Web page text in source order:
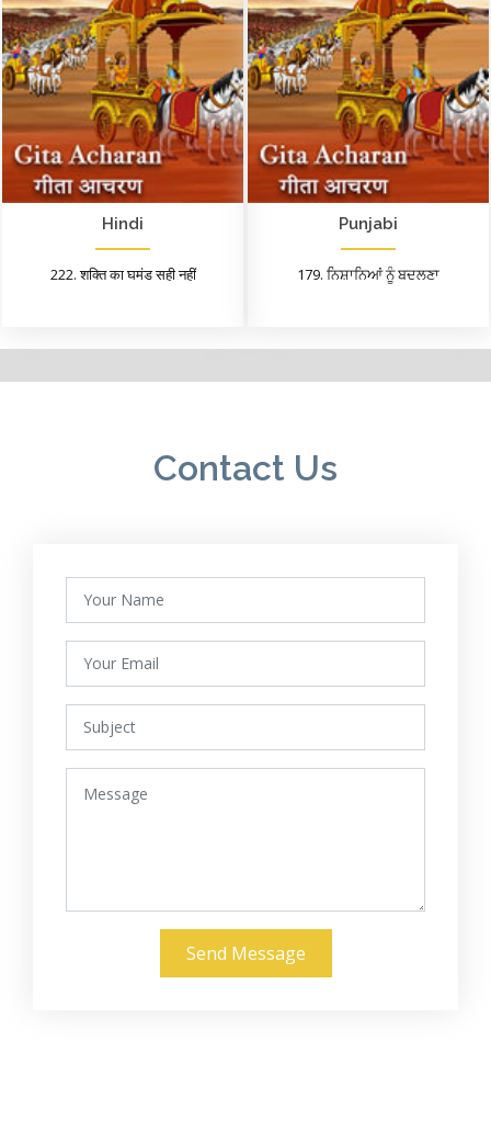
Hindi
222. शक्ति का घमंड सही नहीं
Punjabi
179. ਨਿਸ਼ਾਨਿਆਂ ਨੂੰ ਬਦਲਣਾ
Contact Us
Send Message